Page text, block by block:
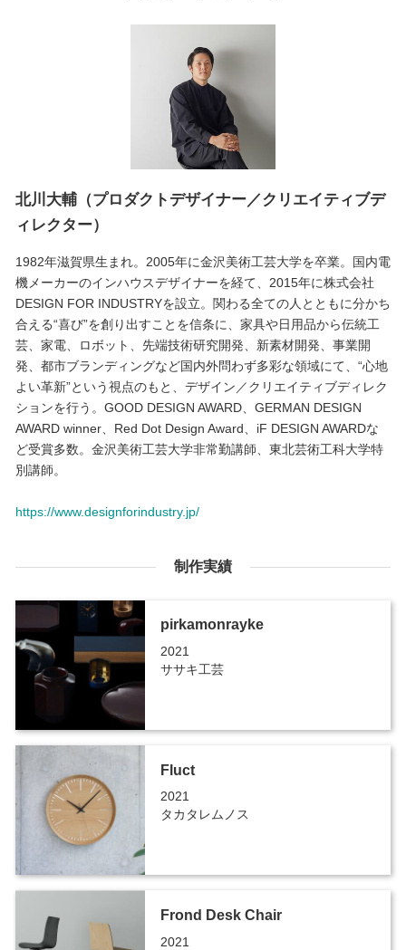
北川大輔（プロダクトデザイナー／クリエイティブデ
ィレクター）
1982年滋賀県生まれ。2005年に金沢美術工芸大学を卒業。国内電
機メーカーのインハウスデザイナーを経て、2015年に株式会社
DESIGN FOR INDUSTRYを設立。関わる全ての人とともに分かち
合える“喜び”を創り出すことを信条に、家具や日用品から伝統工
芸、家電、ロボット、先端技術研究開発、新素材開発、事業開
発、都市ブランディングなど国内外問わず多彩な領域にて、“心地
よい革新”という視点のもと、デザイン／クリエイティブディレク
ションを行う。GOOD DESIGN AWARD、GERMAN DESIGN
AWARD winner、Red Dot Design Award、iF DESIGN AWARDな
ど受賞多数。金沢美術工芸大学非常勤講師、東北芸術工科大学特
別講師。
https://www.designforindustry.jp/
制作実績
pirkamonrayke
2021
ササキ工芸
Fluct
2021
タカタレムノス
Frond Desk Chair
2021